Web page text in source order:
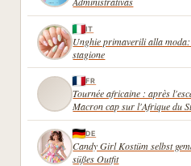
IT
Unghie primaverili alla
stagione
FR
Tournée africaine : après
Macron cap sur l'Afrique du
DE
Candy Girl Kostüm selbst
süßes Outfit